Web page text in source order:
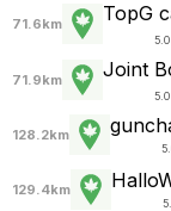
71.6km TopG
71.9km Joint
128.2km
129.4km